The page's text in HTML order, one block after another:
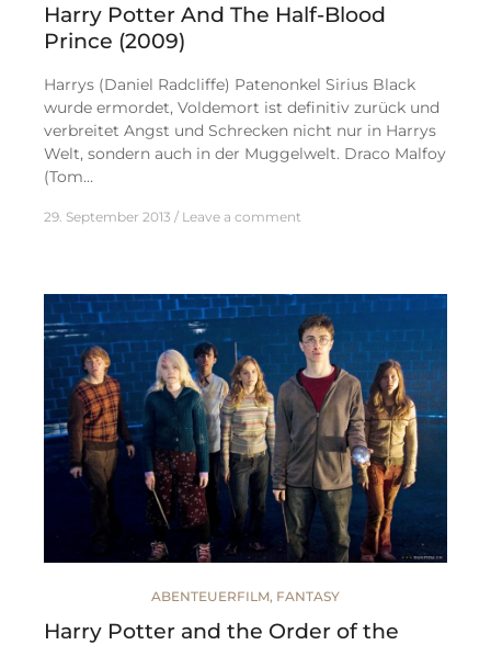
Harry Potter And The Half-Blood
Prince (2009)
Harrys (Daniel Radcliffe) Patenonkel Sirius Black
wurde ermordet, Voldemort ist definitiv zurück und
verbreitet Angst und Schrecken nicht nur in Harrys
Welt, sondern auch in der Muggelwelt. Draco Malfoy
(Tom…
29. September 2013 Leave a comment
ABENTEUERFILM, FANTASY
Harry Potter and the Order of the